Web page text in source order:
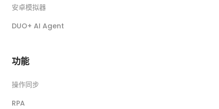
安卓模拟器
DUO+ AI Agent
功能
操作同步
RPA